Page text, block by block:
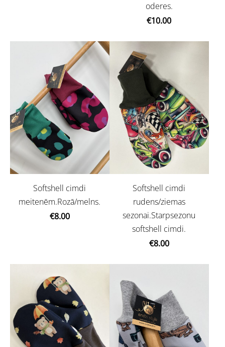
oderes.
€10.00
Softshell cimdi
meitenēm.Rozā/melns.
€8.00
Softshell cimdi
rudens/ziemas
sezonai.Starpsezonu
softshell cimdi.
€8.00